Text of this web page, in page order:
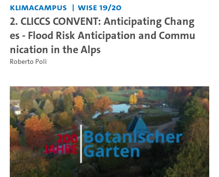
KlimaCampus WiSe 19/20
2. CLICCS CONVENT: Anticipating Chang
es - Flood Risk Anticipation and Commu
nication in the Alps
Roberto Poli